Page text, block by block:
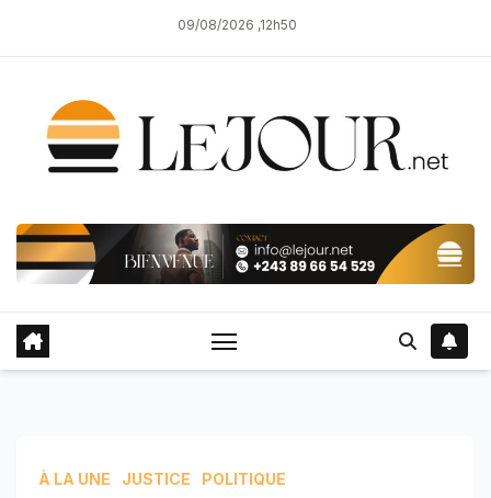
09/08/2026 ,12h50
À LA UNE JUSTICE POLITIQUE